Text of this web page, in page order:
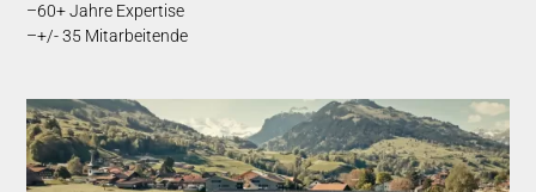
60+ Jahre Expertise
+/- 35 Mitarbeitende